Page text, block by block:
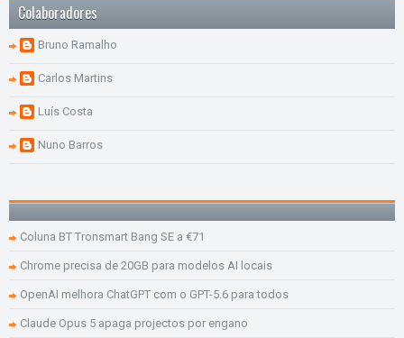
Colaboradores
Bruno Ramalho
Carlos Martins
Luís Costa
Nuno Barros
Coluna BT Tronsmart Bang SE a €71
Chrome precisa de 20GB para modelos AI locais
OpenAI melhora ChatGPT com o GPT-5.6 para todos
Claude Opus 5 apaga projectos por engano